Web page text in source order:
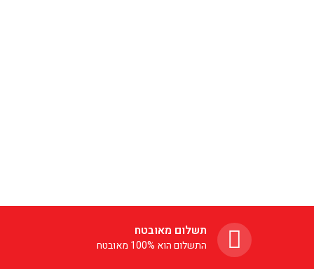
תשלום מאובטח
התשלום הוא 100% מאובטח